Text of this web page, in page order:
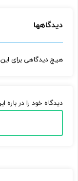
دیدگاه خود را در باره
دیدگاهها
هیچ دیدگاهی برای